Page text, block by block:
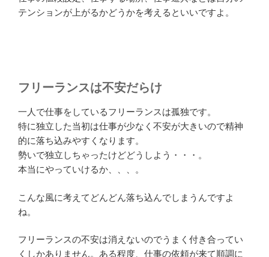
テンションが上がるかどうかを考えるといいですよ。
フリーランスは不安だらけ
一人で仕事をしているフリーランスは孤独です。
特に独立した当初は仕事が少なく不安が大きいので精神
的に落ち込みやすくなります。
勢いで独立しちゃったけどどうしよう・・・。
本当にやっていけるか、、、。
こんな風に考えてどんどん落ち込んでしまうんですよ
ね。
フリーランスの不安は消えないのでうまく付き合ってい
くしかありません。ある程度、仕事の依頼が来て順調に